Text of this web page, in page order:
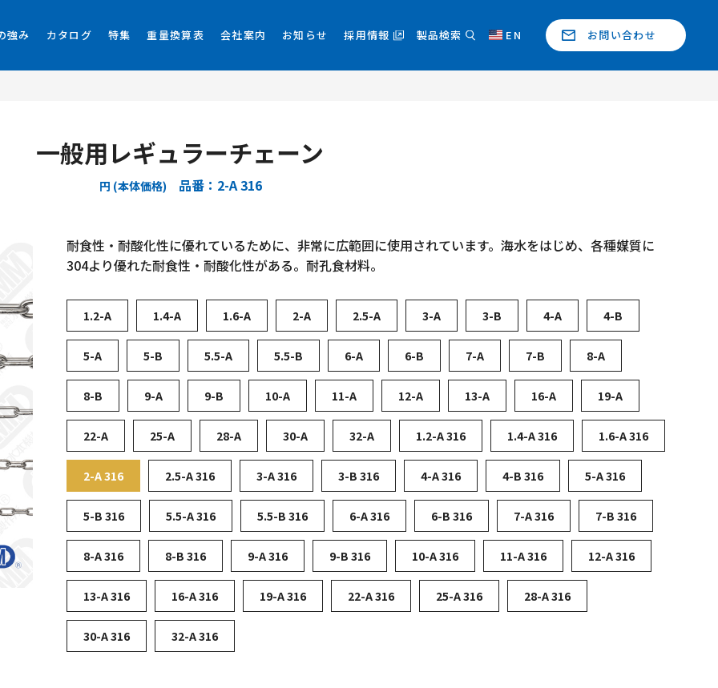
強み カタログ 特集 重量換算表 会社案内 お知らせ 採用情報 製品検索 EN お問い合わせ
一般用レギュラーチェーン
円 (本体価格) 品番：2-A 316
耐食性・耐酸化性に優れているために、非常に広範囲に使用されています。海水をはじめ、各種媒質に
304より優れた耐食性・耐酸化性がある。耐孔食材料。
1.2-A 1.4-A 1.6-A 2-A 2.5-A 3-A 3-B 4-A 4-B
5-A 5-B 5.5-A 5.5-B 6-A 6-B 7-A 7-B 8-A
8-B 9-A 9-B 10-A 11-A 12-A 13-A 16-A 19-A
22-A 25-A 28-A 30-A 32-A 1.2-A 316 1.4-A 316 1.6-A 316
2-A 316 2.5-A 316 3-A 316 3-B 316 4-A 316 4-B 316 5-A 316
5-B 316 5.5-A 316 5.5-B 316 6-A 316 6-B 316 7-A 316 7-B 316
8-A 316 8-B 316 9-A 316 9-B 316 10-A 316 11-A 316 12-A 316
13-A 316 16-A 316 19-A 316 22-A 316 25-A 316 28-A 316
30-A 316 32-A 316